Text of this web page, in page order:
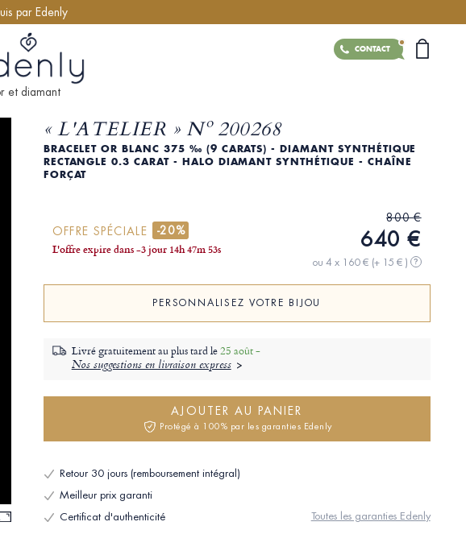
par Edenly
CONTACT
et diamant
« L'ATELIER » Nº 200268
BRACELET OR BLANC 375 ‰ (9 CARATS) - DIAMANT SYNTHÉTIQUE
RECTANGLE 0.3 CARAT - HALO DIAMANT SYNTHÉTIQUE - CHAÎNE
FORÇAT
OFFRE SPÉCIALE
-20%
L'offre expire dans-3 jour 14h47m52s
800 €
640 €
ou 4 x 160 € (+ 15 € ) ?
PERSONNALISEZ VOTRE BIJOU
Livré gratuitement au plus tard le25 août -
Nos suggestions en livraison express
AJOUTER AU PANIER
Protégé à 100% par les garanties Edenly
Retour 30 jours (remboursement intégral)
Meilleur prix garanti
Certificat d'authenticité
Toutes les garanties Edenly